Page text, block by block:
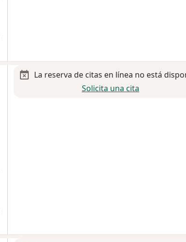
La reserva de citas en línea no está
Solicita una cita